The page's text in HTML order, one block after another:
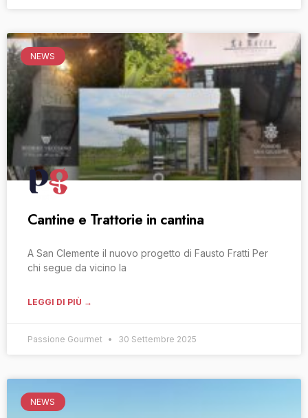
NEWS
Cantine e Trattorie in cantina
A San Clemente il nuovo progetto di Fausto Fratti Per
chi segue da vicino la
LEGGI DI PIÙ →
Passione Gourmet 30 Settembre 2025
NEWS